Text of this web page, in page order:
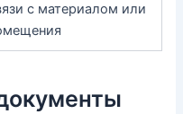
с материалом или